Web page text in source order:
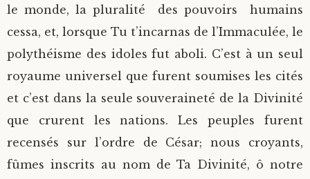
le monde, la pluralité des pouvoirs humains
cessa, et, lorsque Tu t’incarnas de l’Immaculée, le
polythéisme des idoles fut aboli. C’est à un seul
royaume universel que furent soumises les cités
et c’est dans la seule souveraineté de la Divinité
que crurent les nations. Les peuples furent
recensés sur l’ordre de César; nous croyants,
fûmes inscrits au nom de Ta Divinité, ô notre